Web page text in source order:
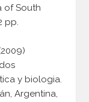
of South
pp.
y biologia.
Argentina,